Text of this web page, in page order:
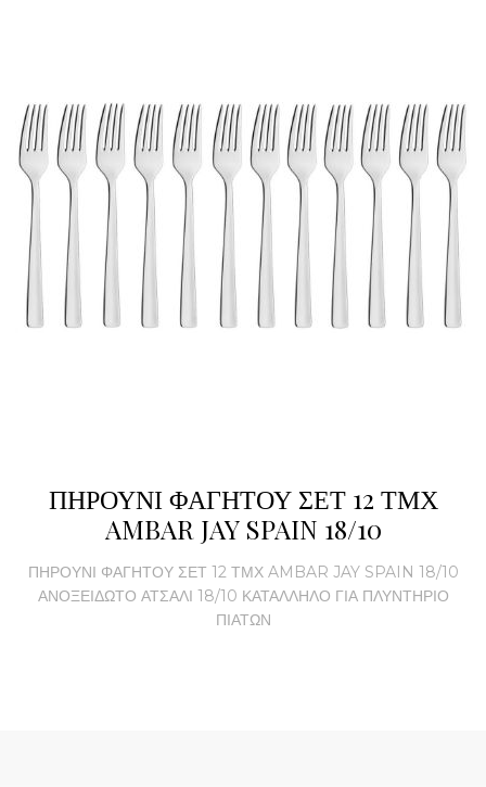
ΠΗΡΟΥΝΙ ΦΑΓΗΤΟΥ ΣΕΤ 12 ΤΜΧ
AMBAR JAY SPAIN 18/10
ΠΗΡΟΥΝΙ ΦΑΓΗΤΟΥ ΣΕΤ 12 ΤΜΧ AMBAR JAY SPAIN 18/10
ΑΝΟΞΕΙΔΩΤΟ ΑΤΣΑΛΙ 18/10 ΚΑΤΑΛΛΗΛΟ ΓΙΑ ΠΛΥΝΤΗΡΙΟ
ΠΙΑΤΩΝ